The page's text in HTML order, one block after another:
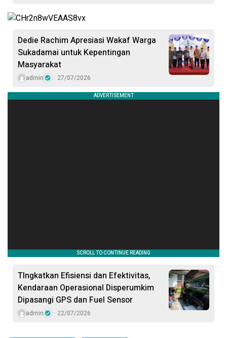
Dedie Rachim Apresiasi Wakaf Warga
Sukadamai untuk Kepentingan
Masyarakat
admin 27/07/2026
TIngkatkan Efisiensi dan Efektivitas,
Kendaraan Operasional Disperumkim
Dipasangi GPS dan Fuel Sensor
admin 22/07/2026